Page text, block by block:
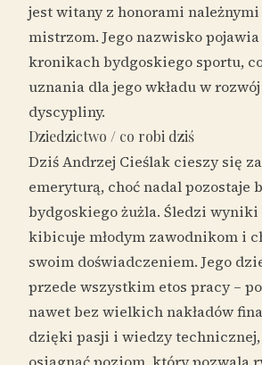
jest witany z honorami
mistrzom. Jego nazwisko
kronikach bydgoskiego sportu,
uznania dla jego wkładu w
dyscypliny.
Dziedzictwo / co robi dziś
Dziś Andrzej Cieślak cieszy się
emeryturą, choć nadal pozostaje
bydgoskiego żużla. Śledzi
kibicuje młodym zawodnikom i
swoim doświadczeniem. Jego
przede wszystkim etos pracy –
nawet bez wielkich nakładów
dzięki pasji i wiedzy technicznej,